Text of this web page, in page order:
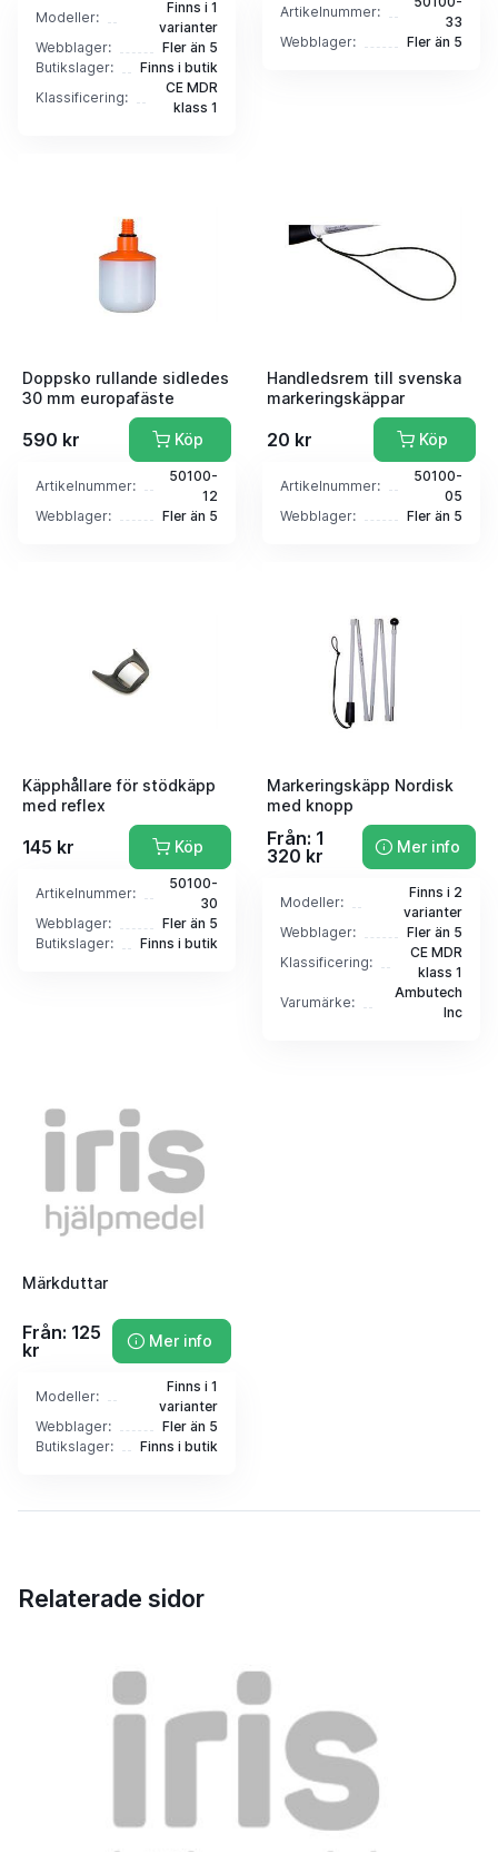
Modeller:
Finns i 1
varianter
Webblager:
Fler än 5
Butikslager:
Finns i butik
Klassificering:
CE MDR
klass 1
Artikelnummer:
33
Webblager:
Fler än 5
Doppsko rullande sidledes
30 mm europafäste
590 kr Köp
Artikelnummer:
50100-
12
Webblager:
Fler än 5
Handledsrem till svenska
markeringskäppar
20 kr Köp
Artikelnummer:
50100-
05
Webblager:
Fler än 5
Käpphållare för stödkäpp
med reflex
145 kr Köp
Artikelnummer:
50100-
30
Webblager:
Fler än 5
Butikslager:
Finns i butik
Markeringskäpp Nordisk
med knopp
Från: 1
320 kr
Mer info
Modeller:
Finns i 2
varianter
Webblager:
Fler än 5
Klassificering:
CE MDR
klass 1
Varumärke:
Ambutech
Inc
Märkduttar
Från: 125
kr
Mer info
Modeller:
Finns i 1
varianter
Webblager:
Fler än 5
Butikslager:
Finns i butik
Relaterade sidor